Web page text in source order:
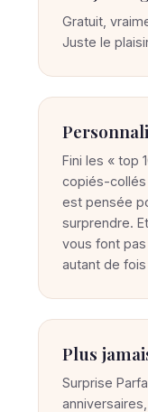
Gratuit,
Juste le
Fini les « top
copiés-collés
est pensée
surprendre.
vous font
autant de
Plus
Surprise